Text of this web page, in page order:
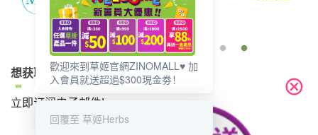
想获取最新的优惠资讯？
立即订阅电子邮件!
cancel
歡迎來到草姬官網ZINOMALL♥️ 加
入會員就送超過$300現金劵！
回覆至 草姬Herbs